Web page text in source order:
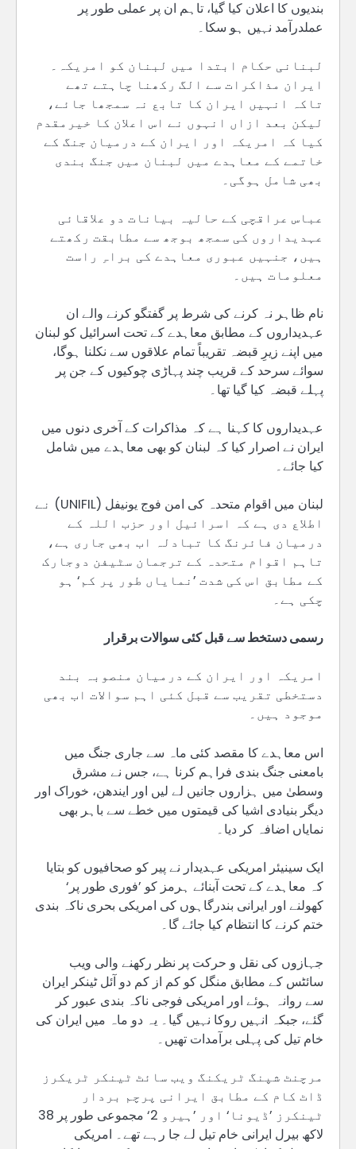
بندیوں کا اعلان کیا گیا، تاہم ان پر عملی طور پر
عملدرآمد نہیں ہو سکا۔
لبنانی حکام ابتدا میں لبنان کو امریکہ۔
ایران مذاکرات سے الگ رکھنا چاہتے تھے
تاکہ انہیں ایران کا تابع نہ سمجھا جائے،
لیکن بعد ازاں انہوں نے اس اعلان کا خیرمقدم
کیا کہ امریکہ اور ایران کے درمیان جنگ کے
خاتمے کے معاہدے میں لبنان میں جنگ بندی
بھی شامل ہوگی۔
عباس عراقچی کے حالیہ بیانات دو علاقائی
عہدیداروں کی سمجھ بوجھ سے مطابقت رکھتے
ہیں، جنہیں عبوری معاہدے کی براہِ راست
معلومات ہیں۔
نام ظاہر نہ کرنے کی شرط پر گفتگو کرنے والے ان
عہدیداروں کے مطابق معاہدے کے تحت اسرائیل کو لبنان
میں اپنے زیرِ قبضہ تقریباً تمام علاقوں سے نکلنا ہوگا،
سوائے سرحد کے قریب چند پہاڑی چوکیوں کے جن پر
پہلے قبضہ کیا گیا تھا۔
عہدیداروں کا کہنا ہے کہ مذاکرات کے آخری دنوں میں
ایران نے اصرار کیا کہ لبنان کو بھی معاہدے میں شامل
کیا جائے۔
لبنان میں اقوام متحدہ کی امن فوج یونیفل (UNIFIL) نے
اطلاع دی ہے کہ اسرائیل اور حزب اللہ کے
درمیان فائرنگ کا تبادلہ اب بھی جاری ہے،
تاہم اقوام متحدہ کے ترجمان سٹیفن دوجارک
کے مطابق اس کی شدت ’نمایاں طور پر کم‘ ہو
چکی ہے۔
رسمی دستخط سے قبل کئی سوالات برقرار
امریکہ اور ایران کے درمیان منصوبہ بند
دستخطی تقریب سے قبل کئی اہم سوالات اب بھی
موجود ہیں۔
اس معاہدے کا مقصد کئی ماہ سے جاری جنگ میں
بامعنی جنگ بندی فراہم کرنا ہے، جس نے مشرق
وسطیٰ میں ہزاروں جانیں لے لیں اور ایندھن، خوراک اور
دیگر بنیادی اشیا کی قیمتوں میں خطے سے باہر بھی
نمایاں اضافہ کر دیا۔
ایک سینیئر امریکی عہدیدار نے پیر کو صحافیوں کو بتایا
کہ معاہدے کے تحت آبنائے ہرمز کو ’فوری طور پر‘
کھولنے اور ایرانی بندرگاہوں کی امریکی بحری ناکہ بندی
ختم کرنے کا انتظام کیا جائے گا۔
جہازوں کی نقل و حرکت پر نظر رکھنے والی ویب
سائٹس کے مطابق منگل کو کم از کم دو آئل ٹینکر ایران
سے روانہ ہوئے اور امریکی فوجی ناکہ بندی عبور کر
گئے، جبکہ انہیں روکا نہیں گیا۔ یہ دو ماہ میں ایران کی
خام تیل کی پہلی برآمدات تھیں۔
مرچنٹ شپنگ ٹریکنگ ویب سائٹ ٹینکر ٹریکرز
ڈاٹ کام کے مطابق ایرانی پرچم بردار
ٹینکرز ’ڈیونا‘ اور ’ہیرو 2‘ مجموعی طور پر 38
لاکھ بیرل ایرانی خام تیل لے جا رہے تھے۔ امریکی